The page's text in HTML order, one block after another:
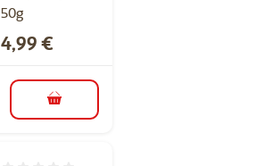
50g
Cena
4,99 €
do košíka